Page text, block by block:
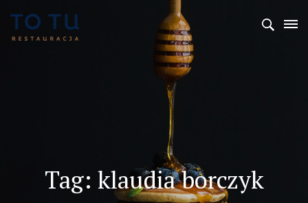
Tag: klaudia borczyk